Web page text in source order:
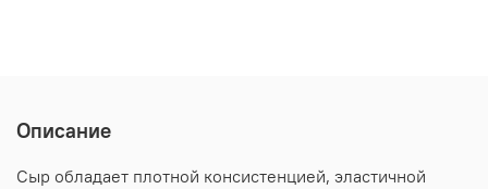
Описание
Сыр обладает плотной консистенцией, эластичной